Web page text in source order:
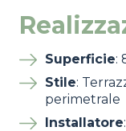
Superficie:
Stile:
perimetrale
Installatore